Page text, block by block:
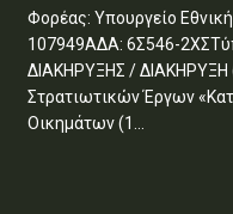
Φορέας: Υπουργείο
107949ΑΔΑ: 6Σ546-
ΔΙΑΚΗΡΥΞΗΣ / ΔΙΑΚΗΡΥΞΗ
Στρατιωτικών Έργων
Οικημάτων (1...